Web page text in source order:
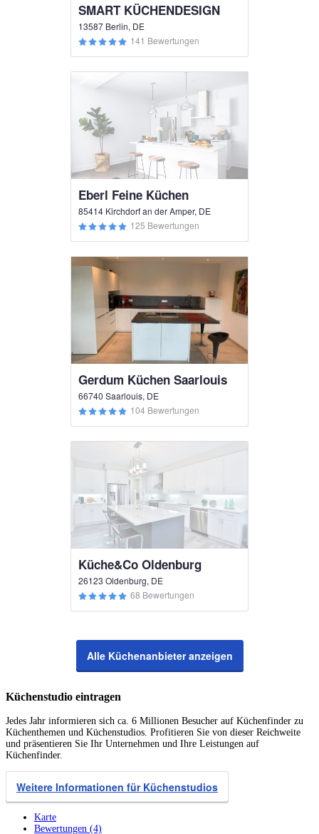
SMART KÜCHENDESIGN
13587 Berlin, DE
141 Bewertungen
Eberl Feine Küchen
85414 Kirchdorf an der Amper, DE
125 Bewertungen
Gerdum Küchen Saarlouis
66740 Saarlouis, DE
104 Bewertungen
Küche&Co Oldenburg
26123 Oldenburg, DE
68 Bewertungen
Alle Küchenanbieter anzeigen
Küchenstudio eintragen
Jedes Jahr informieren sich ca. 6 Millionen Besucher auf Küchenfinder zu
Küchenthemen und Küchenstudios. Profitieren Sie von dieser Reichweite
und präsentieren Sie Ihr Unternehmen und Ihre Leistungen auf
Küchenfinder.
Weitere Informationen für Küchenstudios
Karte
Bewertungen (4)